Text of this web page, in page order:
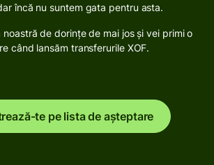
încă nu suntem gata pentru asta.
de dorințe de mai jos și vei primi o
când lansăm transferurile XOF.
te pe lista de așteptare